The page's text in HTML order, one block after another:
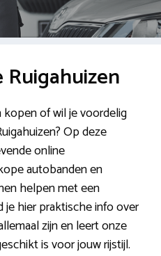
of wil je voordelig
Op deze
online
autobanden en
helpen met een
je hier praktische info over
zijn en leert onze
is voor jouw rijstijl.